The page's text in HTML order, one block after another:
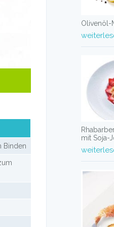
Binden
Olivenöl-
mit Soja-